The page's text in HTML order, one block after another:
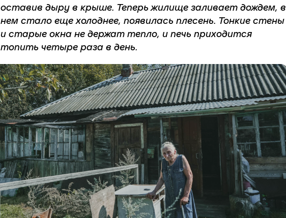
оставив дыру в крыше. Теперь жилище заливает дождем, в
нем стало еще холоднее, появилась плесень. Тонкие стены
и старые окна не держат тепло, и печь приходится
топить четыре раза в день.